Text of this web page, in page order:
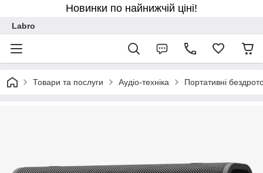
Новинки по найнижчій ціні!
Labro
Товари та послуги Аудіо-техніка Портативні